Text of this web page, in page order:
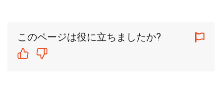
このページは役に立ちましたか?